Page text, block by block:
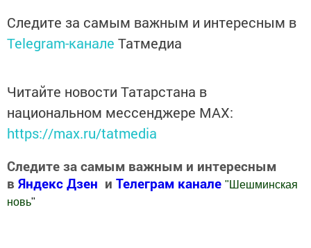
Следите за самым важным и интересным в
Telegram-канале Татмедиа
Читайте новости Татарстана в
национальном мессенджере MАХ:
https://max.ru/tatmedia
Следите за самым важным и интересным
в Яндекс Дзен и Телеграм канале " Шешминская
новь"